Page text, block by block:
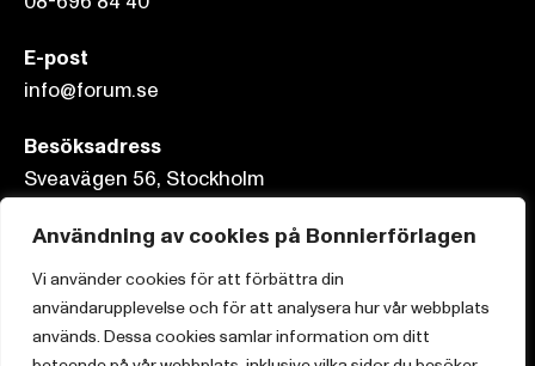
Användning av cookies på Bonnierförlagen
Vi använder cookies för att förbättra din
användarupplevelse och för att analysera hur vår webbplats
används. Dessa cookies samlar information om ditt
E-post
info@forum.se
Besöksadress
Sveavägen 56, Stockholm
Postadress
Box 3159, 103 63 Stockholm